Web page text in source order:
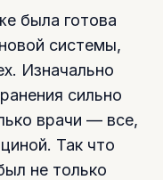
была готова
системы,
Изначально
сильно
врачи — все,
Так что
не только